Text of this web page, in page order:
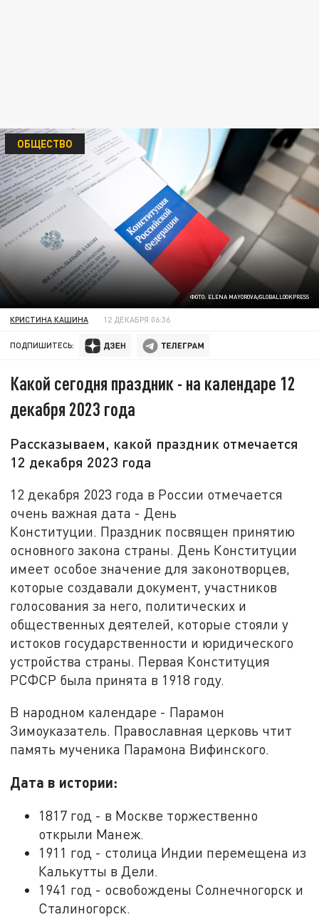
ФОТО: ELENA MAYOROVA/GLOBALLOOKPRESS
ОБЩЕСТВО
КРИСТИНА КАШИНА 12 ДЕКАБРЯ 06:36
ПОДПИШИТЕСЬ:
Какой сегодня праздник - на календаре 12
декабря 2023 года
Рассказываем, какой праздник отмечается
12 декабря 2023 года
12 декабря 2023 года в России отмечается
очень важная дата - День
Конституции. Праздник посвящен принятию
основного закона страны. День Конституции
имеет особое значение для законотворцев,
которые создавали документ, участников
голосования за него, политических и
общественных деятелей, которые стояли у
истоков государственности и юридического
устройства страны. Первая Конституция
РСФСР была принята в 1918 году.
В народном календаре - Парамон
Зимоуказатель. Православная церковь чтит
память мученика Парамона Вифинского.
Дата в истории:
1817 год - в Москве торжественно
открыли Манеж.
1911 год - столица Индии перемещена из
Калькутты в Дели.
1941 год - освобождены Солнечногорск и
Сталиногорск.